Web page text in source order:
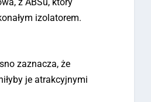
izolatorem.
zaznacza, że
je atrakcyjnymi